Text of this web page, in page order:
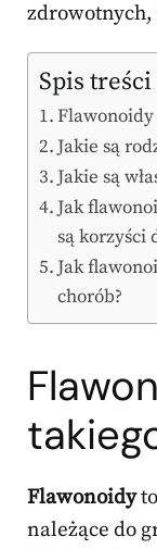
zdrowotnych,
Spis treści
Flawonoidy
Jakie są
Jakie są
Jak
są korzyści
Jak
chorób?
Flawonoidy
należące do